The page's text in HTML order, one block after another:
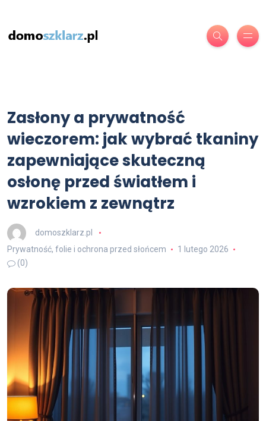
Zasłony a prywatność
wieczorem: jak wybrać tkaniny
zapewniające skuteczną
osłonę przed światłem i
wzrokiem z zewnątrz
domoszklarz.pl
Prywatność, folie i ochrona przed słońcem
1 lutego 2026
(0)